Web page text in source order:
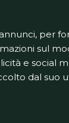
per
sul
e social
dal suo